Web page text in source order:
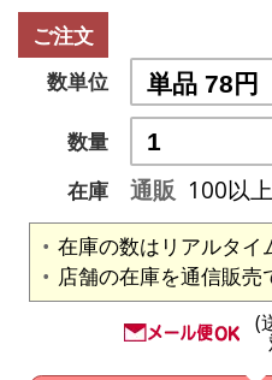
ご注文
数単位
数量
在庫
通販 100以上
在庫の数はリアルタイ
店舗の在庫を通信販売
(